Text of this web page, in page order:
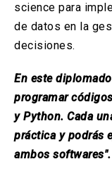
se
Pagos y Convenios
Biblioteca launch
(El
enlace
se
abre
en
Correo launch
(El
enlace
se
science para
de datos en la
decisiones.
En este
programar
y Python. Cada
práctica y podrás
ambos softwares".